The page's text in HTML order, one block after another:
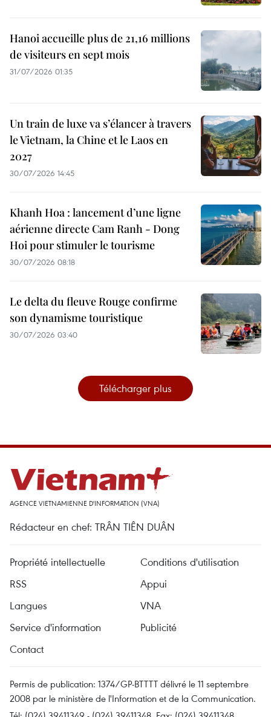
Hanoi accueille plus de 21,16 millions
de visiteurs en sept mois ​
31/07/2026 01:35
Un train de luxe va s’élancer à travers
le Vietnam, la Chine et le Laos en
2027
30/07/2026 14:45
Khanh Hoa : lancement d’une ligne
aérienne directe Cam Ranh - Dong
Hoi pour stimuler le tourisme
30/07/2026 08:18
Le delta du fleuve Rouge confirme
son dynamisme touristique
30/07/2026 03:40
Télécharger plus
AGENCE VIETNAMIENNE D'INFORMATION (VNA)
Rédacteur en chef: TRÂN TIÊN DUÂN
Propriété intellectuelle
Conditions d'utilisation
RSS
Appui
Langues
VNA
Service d'information
Publicité
Contact
Permis de publication: 1374/GP-BTTTT délivré le 11 septembre
2008 par le ministère de l'Information et de la Communication.